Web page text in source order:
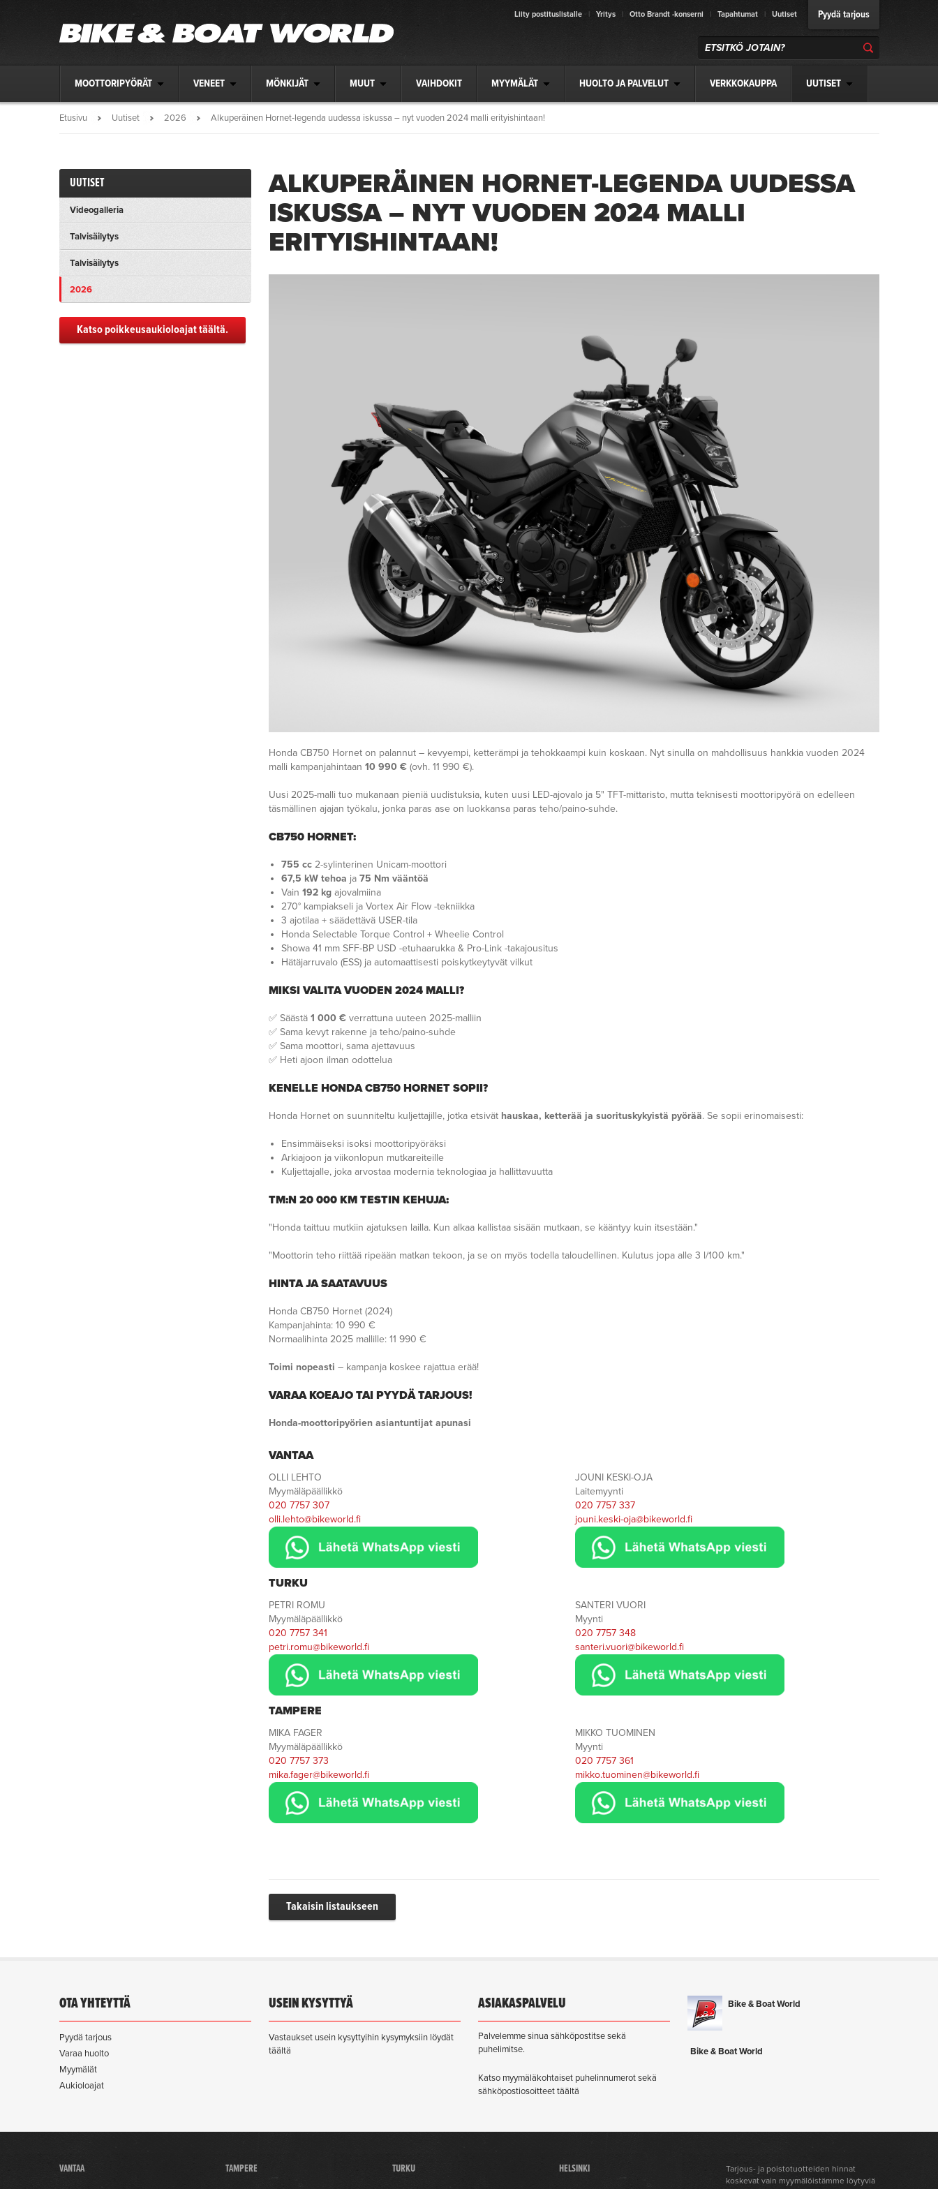
Liity postituslistalle | Yritys | Otto Brandt -konserni | Tapahtumat | Uutiset Pyydä tarjous
MOOTTORIPYÖRÄT VENEET MÖNKIJÄT MUUT VAIHDOKIT MYYMÄLÄT HUOLTO JA PALVELUT VERKKOKAUPPA UUTISET
Etusivu Uutiset 2026 Alkuperäinen Hornet-legenda uudessa iskussa – nyt vuoden 2024 malli erityishintaan!
ALKUPERÄINEN HORNET-LEGENDA UUDESSA
ISKUSSA – NYT VUODEN 2024 MALLI
ERITYISHINTAAN!
Honda CB750 Hornet on palannut – kevyempi, ketterämpi ja tehokkaampi kuin koskaan. Nyt sinulla on mahdollisuus hankkia vuoden 2024
malli kampanjahintaan 10 990 €(ovh. 11 990 €).
Uusi 2025-malli tuo mukanaan pieniä uudistuksia, kuten uusi LED-ajovalo ja 5" TFT-mittaristo, mutta teknisesti moottoripyörä on edelleen
täsmällinen ajajan työkalu, jonka paras ase on luokkansa paras teho/paino-suhde.
CB750 HORNET:
755 cc2-sylinterinen Unicam-moottori
67,5 kW tehoa ja 75 Nm vääntöä
Vain 192 kgajovalmiina
270° kampiakseli ja Vortex Air Flow -tekniikka
3 ajotilaa + säädettävä USER-tila
Honda Selectable Torque Control + Wheelie Control
Showa 41 mm SFF-BP USD -etuhaarukka & Pro-Link -takajousitus
Hätäjarruvalo (ESS) ja automaattisesti poiskytkeytyvät vilkut
MIKSI VALITA VUODEN 2024 MALLI?
✅ Säästä 1 000 €verrattuna uuteen 2025-malliin
✅ Sama kevyt rakenne ja teho/paino-suhde
✅ Sama moottori, sama ajettavuus
✅ Heti ajoon ilman odottelua
KENELLE HONDA CB750 HORNET SOPII?
Honda Hornet on suunniteltu kuljettajille, jotka etsivät hauskaa, ketterää ja suorituskykyistä pyörää. Se sopii erinomaisesti:
Ensimmäiseksi isoksi moottoripyöräksi
Arkiajoon ja viikonlopun mutkareiteille
Kuljettajalle, joka arvostaa modernia teknologiaa ja hallittavuutta
TM:N 20 000 KM TESTIN KEHUJA:
"Honda taittuu mutkiin ajatuksen lailla. Kun alkaa kallistaa sisään mutkaan, se kääntyy kuin itsestään."
"Moottorin teho riittää ripeään matkan tekoon, ja se on myös todella taloudellinen. Kulutus jopa alle 3 l/100 km."
HINTA JA SAATAVUUS
Honda CB750 Hornet (2024)
Kampanjahinta: 10 990 €
Normaalihinta 2025 mallille: 11 990 €
Toimi nopeasti – kampanja koskee rajattua erää!
VARAA KOEAJO TAI PYYDÄ TARJOUS!
Honda-moottoripyörien asiantuntijat apunasi
VANTAA
OLLI LEHTO
Myymäläpäällikkö
020 7757 307
olli.lehto@bikeworld.fi
JOUNI KESKI-OJA
Laitemyynti
020 7757 337
jouni.keski-oja@bikeworld.fi
TURKU
PETRI ROMU
Myymäläpäällikkö
020 7757 341
petri.romu@bikeworld.fi
SANTERI VUORI
Myynti
020 7757 348
santeri.vuori@bikeworld.fi
TAMPERE
MIKA FAGER
Myymäläpäällikkö
020 7757 373
mika.fager@bikeworld.fi
MIKKO TUOMINEN
Myynti
020 7757 361
mikko.tuominen@bikeworld.fi
Takaisin listaukseen
UUTISET
Videogalleria
Talvisäilytys
Talvisäilytys
2026
Katso poikkeusaukioloajat täältä.
OTA YHTEYTTÄ
Pyydä tarjous
Varaa huolto
Myymälät
Aukioloajat
USEIN KYSYTTYÄ
Vastaukset usein kysyttyihin kysymyksiin löydät
täältä
ASIAKASPALVELU
Palvelemme sinua sähköpostitse sekä
puhelimitse.
Katso myymäläkohtaiset puhelinnumerot sekä
sähköpostiosoitteet täältä
Bike & Boat World
Bike & Boat World
VANTAA TAMPERE TURKU HELSINKI
Tarjous- ja poistotuotteiden hinnat
koskevat vain myymälöistämme löytyviä